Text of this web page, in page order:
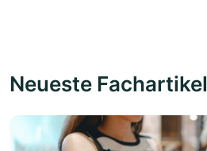
Neueste Fachartikel